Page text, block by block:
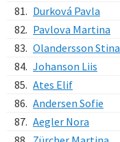
81. Durková Pavla
82. Pavlova Martina
83. Olandersson Stina
84. Johanson Liis
85. Ates Elif
86. Andersen Sofie
87. Aegler Nora